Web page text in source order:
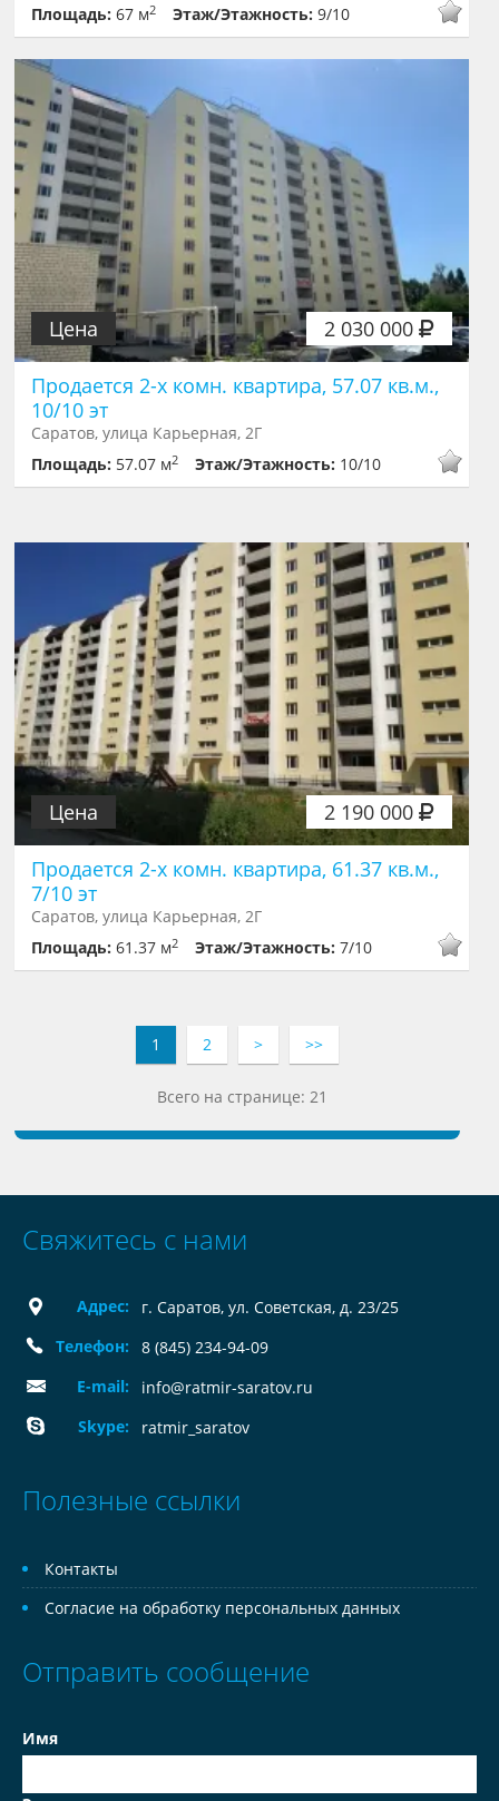
Площадь:67 м2 Этаж/Этажность:9/10
2 030 000
Цена
Продается 2-х комн. квартира, 57.07 кв.м.,
10/10 эт
Саратов, улица Карьерная, 2Г
Площадь: 57.07 м2 Этаж/Этажность: 10/10
2 190 000
Цена
Продается 2-х комн. квартира, 61.37 кв.м.,
7/10 эт
Саратов, улица Карьерная, 2Г
Площадь:61.37 м2 Этаж/Этажность:7/10
1 2 > >>
Всего на странице: 21
Свяжитесь с нами
Адрес:
г. Саратов, ул. Советская, д. 23/25
Телефон:
8 (845) 234-94-09
E-mail:
info@ratmir-saratov.ru
Skype:
ratmir_saratov
Полезные ссылки
Контакты
Согласие на обработку персональных данных
Отправить сообщение
Имя